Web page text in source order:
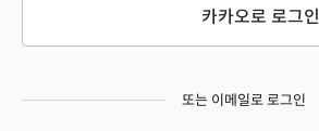
카카오로 로그인
또는 이메일로 로그인